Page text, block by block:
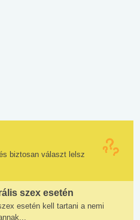
biztosan választ lelsz
szex esetén
esetén kell tartani a nemi